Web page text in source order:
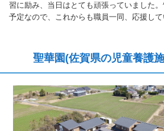
習に励み、当日はとても頑張っていました
予定なので、これからも職員一同、応援し
聖華園(佐賀県の児童養護